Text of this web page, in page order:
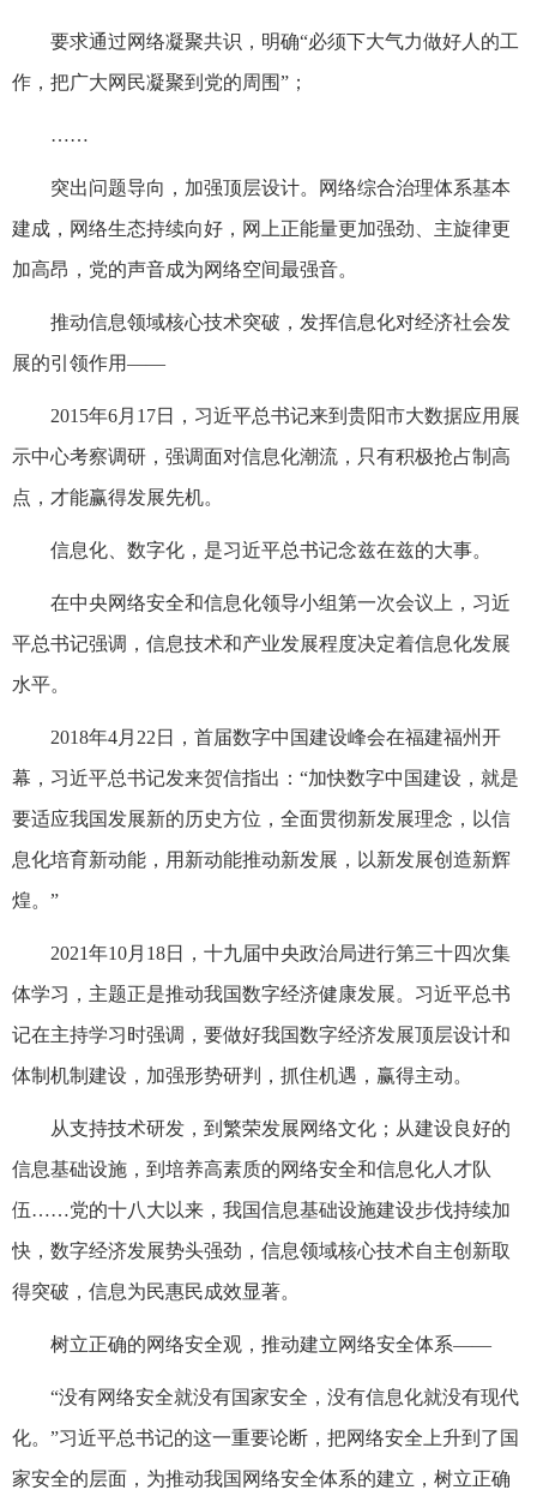
要求通过网络凝聚共识，明确“必须下大气力做好人的工
作，把广大网民凝聚到党的周围”；
……
突出问题导向，加强顶层设计。网络综合治理体系基本
建成，网络生态持续向好，网上正能量更加强劲、主旋律更
加高昂，党的声音成为网络空间最强音。
推动信息领域核心技术突破，发挥信息化对经济社会发
展的引领作用——
2015年6月17日，习近平总书记来到贵阳市大数据应用展
示中心考察调研，强调面对信息化潮流，只有积极抢占制高
点，才能赢得发展先机。
信息化、数字化，是习近平总书记念兹在兹的大事。
在中央网络安全和信息化领导小组第一次会议上，习近
平总书记强调，信息技术和产业发展程度决定着信息化发展
水平。
2018年4月22日，首届数字中国建设峰会在福建福州开
幕，习近平总书记发来贺信指出：“加快数字中国建设，就是
要适应我国发展新的历史方位，全面贯彻新发展理念，以信
息化培育新动能，用新动能推动新发展，以新发展创造新辉
煌。”
2021年10月18日，十九届中央政治局进行第三十四次集
体学习，主题正是推动我国数字经济健康发展。习近平总书
记在主持学习时强调，要做好我国数字经济发展顶层设计和
体制机制建设，加强形势研判，抓住机遇，赢得主动。
从支持技术研发，到繁荣发展网络文化；从建设良好的
信息基础设施，到培养高素质的网络安全和信息化人才队
伍……党的十八大以来，我国信息基础设施建设步伐持续加
快，数字经济发展势头强劲，信息领域核心技术自主创新取
得突破，信息为民惠民成效显著。
树立正确的网络安全观，推动建立网络安全体系——
“没有网络安全就没有国家安全，没有信息化就没有现代
化。”习近平总书记的这一重要论断，把网络安全上升到了国
家安全的层面，为推动我国网络安全体系的建立，树立正确